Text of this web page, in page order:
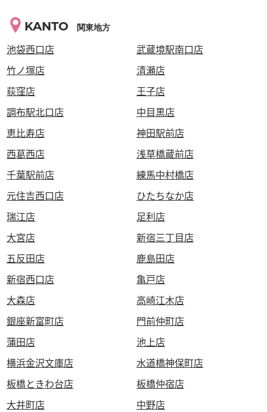
KANTO 関東地方
池袋西口店
武蔵境駅南口店
竹ノ塚店
清瀬店
荻窪店
王子店
調布駅北口店
中目黒店
恵比寿店
神田駅前店
西葛西店
浅草橋蔵前店
千葉駅前店
練馬中村橋店
元住吉西口店
ひたちなか店
瑞江店
足利店
大宮店
新宿三丁目店
五反田店
鹿島田店
新宿西口店
亀戸店
大森店
高崎江木店
銀座新富町店
門前仲町店
蒲田店
池上店
横浜金沢文庫店
水道橋神保町店
板橋ときわ台店
板橋仲宿店
大井町店
中野店